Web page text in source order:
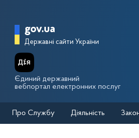
Головна сторінка
gov.ua
Державні сайти України
Єдиний державний
вебпортал електронних послуг
Про Службу Діяльність